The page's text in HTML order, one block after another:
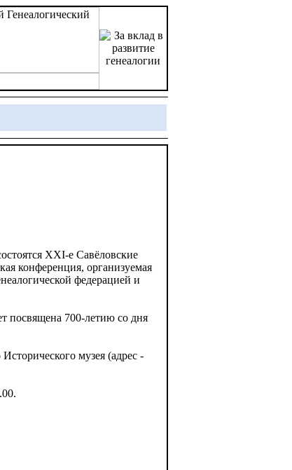
XXI-е Савёловские
конференция, организуемая
федерацией и
посвящена 700-летию со дня
музея (адрес -